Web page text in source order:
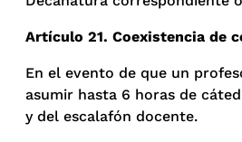
Artículo 21. Coexistencia de
En el evento de que un
asumir hasta 6 horas de
y del escalafón docente.